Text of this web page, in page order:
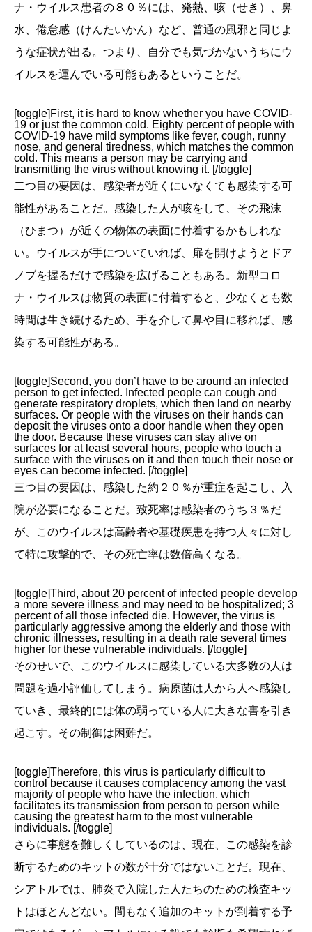
ナ・ウイルス患者の８０％には、発熱、咳（せき）、鼻
水、倦怠感（けんたいかん）など、普通の風邪と同じよ
うな症状が出る。つまり、自分でも気づかないうちにウ
イルスを運んでいる可能もあるということだ。
[toggle]First, it is hard to know whether you have COVID-
19 or just the common cold. Eighty percent of people with
COVID-19 have mild symptoms like fever, cough, runny
nose, and general tiredness, which matches the common
cold. This means a person may be carrying and
transmitting the virus without knowing it. [/toggle]
二つ目の要因は、感染者が近くにいなくても感染する可
能性があることだ。感染した人が咳をして、その飛沫
（ひまつ）が近くの物体の表面に付着するかもしれな
い。ウイルスが手についていれば、扉を開けようとドア
ノブを握るだけで感染を広げることもある。新型コロ
ナ・ウイルスは物質の表面に付着すると、少なくとも数
時間は生き続けるため、手を介して鼻や目に移れば、感
染する可能性がある。
[toggle]Second, you don’t have to be around an infected
person to get infected. Infected people can cough and
generate respiratory droplets, which then land on nearby
surfaces. Or people with the viruses on their hands can
deposit the viruses onto a door handle when they open
the door. Because these viruses can stay alive on
surfaces for at least several hours, people who touch a
surface with the viruses on it and then touch their nose or
eyes can become infected. [/toggle]
三つ目の要因は、感染した約２０％が重症を起こし、入
院が必要になることだ。致死率は感染者のうち３％だ
が、このウイルスは高齢者や基礎疾患を持つ人々に対し
て特に攻撃的で、その死亡率は数倍高くなる。
[toggle]Third, about 20 percent of infected people develop
a more severe illness and may need to be hospitalized; 3
percent of all those infected die. However, the virus is
particularly aggressive among the elderly and those with
chronic illnesses, resulting in a death rate several times
higher for these vulnerable individuals. [/toggle]
そのせいで、このウイルスに感染している大多数の人は
問題を過小評価してしまう。病原菌は人から人へ感染し
ていき、最終的には体の弱っている人に大きな害を引き
起こす。その制御は困難だ。
[toggle]Therefore, this virus is particularly difficult to
control because it causes complacency among the vast
majority of people who have the infection, which
facilitates its transmission from person to person while
causing the greatest harm to the most vulnerable
individuals. [/toggle]
さらに事態を難しくしているのは、現在、この感染を診
断するためのキットの数が十分ではないことだ。現在、
シアトルでは、肺炎で入院した人たちのための検査キッ
トはほとんどない。間もなく追加のキットが到着する予